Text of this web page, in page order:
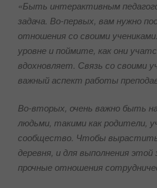
«Быть интерактивным
задача. Во-первых, вам нужно
отношения со своими
уровне и поймите, как они
вдохновляет. Связь со своими
важный аспект работы
Во-вторых, очень важно быть
людьми, такими как родители,
сообщество. Чтобы вырастить
деревня, и для выполнения
прочные отношения